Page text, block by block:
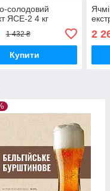
солодовий
ЯСЕ-2 4 кг
1 432 ₴
Купити
2